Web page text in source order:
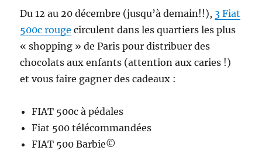
Du 12 au 20 décembre (jusqu’à demain!!), 3 Fiat
500c rouge circulent dans les quartiers les plus
« shopping » de Paris pour distribuer des
chocolats aux enfants (attention aux caries !)
et vous faire gagner des cadeaux :
FIAT 500c à pédales
Fiat 500 télécommandées
FIAT 500 Barbie©